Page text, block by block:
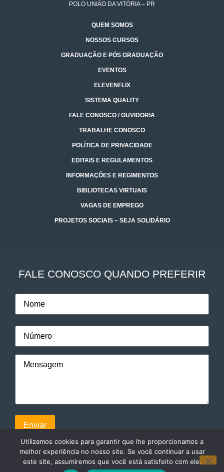
POLO UNIÃO DA VITÓRIA – PR
QUEM SOMOS
NOSSOS CURSOS
GRADUAÇÃO E PÓS GRADUAÇÃO
EVENTOS
ELEVENFLIX
SISTEMA QUALITY
FALE CONOSCO / OUVIDORIA
TRABALHE CONOSCO
POLÍTICA DE PRIVACIDADE
EDITAIS E REGULAMENTOS
INFORMAÇÕES E REGIMENTOS
BIBLIOTECAS VIRTUAIS
VAGAS DE EMPREGO
PROJETOS SOCIAIS – SEJA SOLIDÁRIO
FALE CONOSCO QUANDO PREFERIR
Utilizamos cookies para garantir que lhe proporcionamos a
melhor experiência no nosso site. Se você continuar a usar
este site, assumiremos que você está satisfeito com ele.